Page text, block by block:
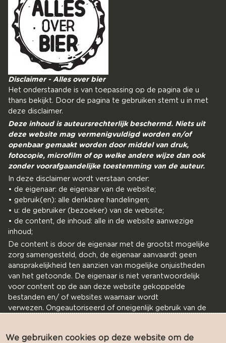
Disclaimer - Alles over bier
Het onderstaande is van toepassing op de pagina die u
thans bekijkt. Door de pagina te gebruiken stemt u in met
deze disclaimer.
Deze inhoud is auteursrechterlijk beschermd. Niets uit
deze website mag vermenigvuldigd worden en/of
openbaar gemaakt worden door middel van druk,
fotocopie, microfilm of op welke andere wijze dan ook
zonder voorafgaandelijke toestemming van de auteur.
In deze disclaimer wordt verstaan onder:
• de eigenaar: de eigenaar van de website;
• gebruik(en): alle denkbare handelingen;
• u: de gebruiker (bezoeker) van de website;
• de content, de inhoud: alle in de website aanwezige
inhoud;
De content is door de eigenaar met de grootst mogelijke
zorg samengesteld, doch, de eigenaar aanvaardt geen
aansprakelijkheid ten aanzien van mogelijke onjuistheden
van het getoonde. De eigenaar is niet verantwoordelijk
voor content op de aan deze website gekoppelde
bestanden en/ of websites waarnaar wordt
verwezen. Ongeautoriseerd of oneigenlijk gebruik van de
content of delen daarvan op publiekelijk toegankelijke
We gebruiken cookies op deze website om de